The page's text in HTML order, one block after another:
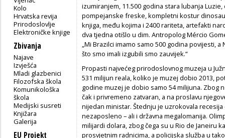
Kolo
Hrvatska revija
Prirodoslovlje
Elektroničke knjige
Zbivanja
Najave
Izvješća
Mladi glazbenici
Filozofska škola
Komunikološka
škola
Medijski susreti
Knjižara
Galerija
EU Projekt
izumiranjem, 11.500 godina stara lubanja
pompejanske freske, kompletni kostur
knjiga, među kojima i 2400 rariteta, artefakti
dva tjedna otišlo u dim. Antropolog Mércio
„Mi Brazilci imamo samo 500 godina povijesti,
što smo imali izgubili smo zauvijek.“
Propasti najvećeg prirodoslovnog muzeja u
531 milijun reala, koliko je muzej dobio 2013,
godine muzej je dobio samo 54 milijuna. Zbog
čak i privremeno zatvaran, a na proslavu
nijedan ministar. Štednju je uzrokovala
nezaposleno – ali i državna megalomanija.
milijardi dolara, zbog čega su u Rio de Janeiru
prosvjetnim radnicima, a policijska služba u